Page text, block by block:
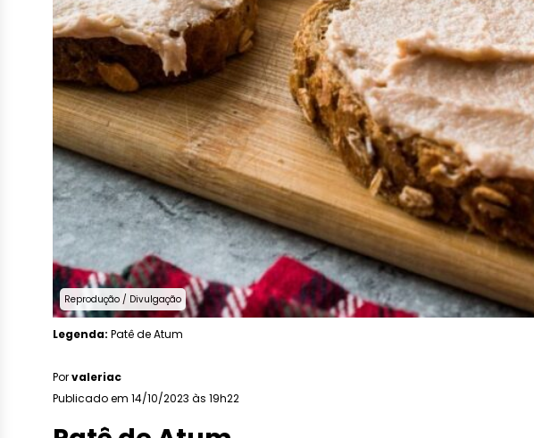
Reprodução / Divulgação
Legenda: Patê de Atum
Porvaleriac
Publicado em 14/10/2023 às 19h22